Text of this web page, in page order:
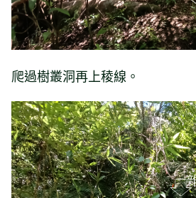
爬過樹叢洞再上稜線。